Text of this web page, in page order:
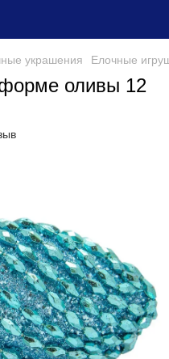
украшения Елочные
оливы 12